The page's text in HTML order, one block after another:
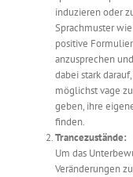
induzieren oder
Sprachmuster
positive
anzusprechen
dabei stark
möglichst vage
geben, ihre
finden.
Trancezustände:
Um das
Veränderungen